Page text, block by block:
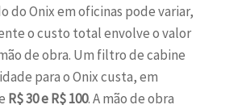
do Onix em oficinas pode variar,
o custo total envolve o valor
de obra. Um filtro de cabine
para o Onix custa, em
R$ 30 e R$ 100. A mão de obra